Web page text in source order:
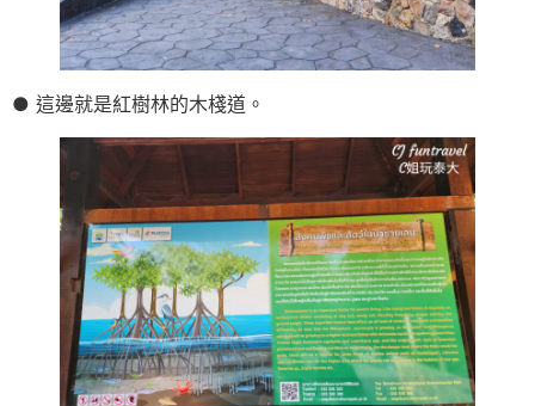
● 這邊就是紅樹林的木棧道。